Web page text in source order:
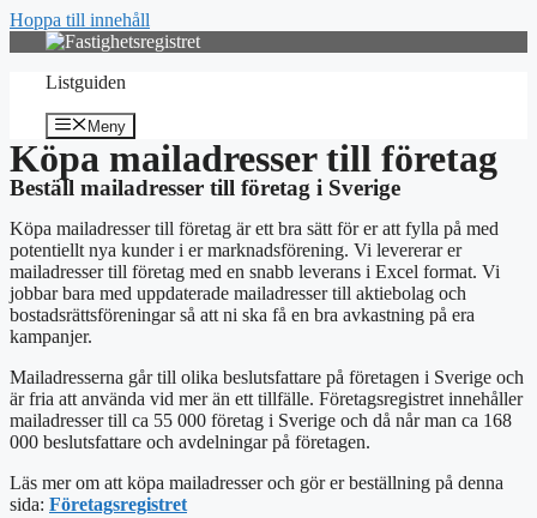
Hoppa till innehåll
Listguiden
Meny
Köpa mailadresser till företag
Beställ mailadresser till företag i Sverige
Köpa mailadresser till företag är ett bra sätt för er att fylla på med
potentiellt nya kunder i er marknadsförening. Vi levererar er
mailadresser till företag med en snabb leverans i Excel format. Vi
jobbar bara med uppdaterade mailadresser till aktiebolag och
bostadsrättsföreningar så att ni ska få en bra avkastning på era
kampanjer.
Mailadresserna går till olika beslutsfattare på företagen i Sverige och
är fria att använda vid mer än ett tillfälle. Företagsregistret innehåller
mailadresser till ca 55 000 företag i Sverige och då når man ca 168
000 beslutsfattare och avdelningar på företagen.
Läs mer om att köpa mailadresser och gör er beställning på denna
sida: Företagsregistret